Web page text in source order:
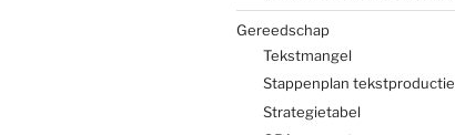
Gereedschap
Tekstmangel
Stappenplan tekstproductie
Strategietabel